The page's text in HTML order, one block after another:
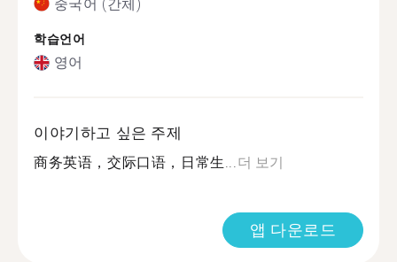
중국어 (간체)
학습언어
영어
이야기하고 싶은 주제
商务英语，交际口语，日常生...더 보기
앱 다운로드